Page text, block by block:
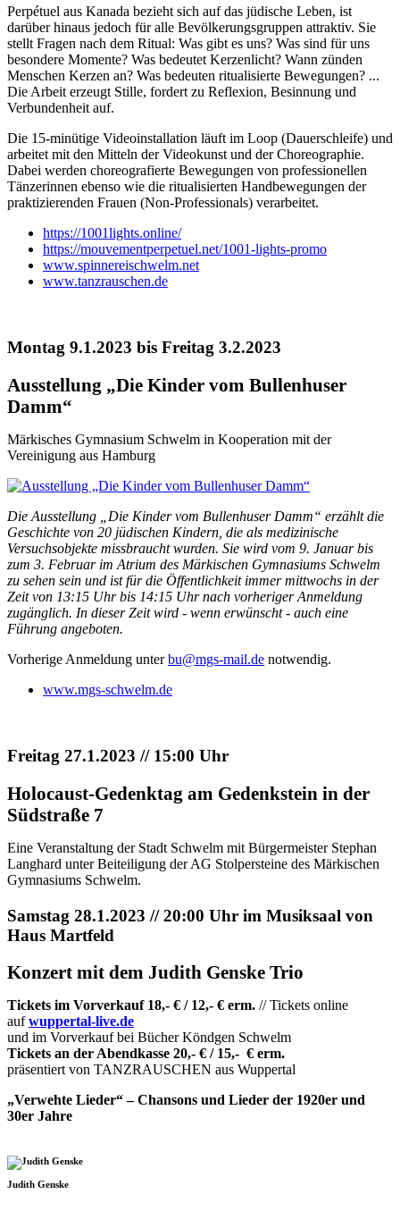
Perpétuel aus Kanada bezieht sich auf das jüdische Leben, ist
darüber hinaus jedoch für alle Bevölkerungsgruppen attraktiv. Sie
stellt Fragen nach dem Ritual: Was gibt es uns? Was sind für uns
besondere Momente? Was bedeutet Kerzenlicht? Wann zünden
Menschen Kerzen an? Was bedeuten ritualisierte Bewegungen? ...
Die Arbeit erzeugt Stille, fordert zu Reflexion, Besinnung und
Verbundenheit auf.
Die 15-minütige Videoinstallation läuft im Loop (Dauerschleife) und
arbeitet mit den Mitteln der Videokunst und der Choreographie.
Dabei werden choreografierte Bewegungen von professionellen
Tänzerinnen ebenso wie die ritualisierten Handbewegungen der
praktizierenden Frauen (Non-Professionals) verarbeitet.
https://1001lights.online/
https://mouvementperpetuel.net/1001-lights-promo
www.spinnereischwelm.net
www.tanzrauschen.de
Montag 9.1.2023 bis Freitag 3.2.2023
Ausstellung „Die Kinder vom Bullenhuser
Damm“
Märkisches Gymnasium Schwelm in Kooperation mit der
Vereinigung aus Hamburg
Die Ausstellung „Die Kinder vom Bullenhuser Damm“ erzählt die
Geschichte von 20 jüdischen Kindern, die als medizinische
Versuchsobjekte missbraucht wurden. Sie wird vom 9. Januar bis
zum 3. Februar im Atrium des Märkischen Gymnasiums Schwelm
zu sehen sein und ist für die Öffentlichkeit immer mittwochs in der
Zeit von 13:15 Uhr bis 14:15 Uhr nach vorheriger Anmeldung
zugänglich. In dieser Zeit wird - wenn erwünscht - auch eine
Führung angeboten.
Vorherige Anmeldung unterbu@mgs-mail.de notwendig.
www.mgs-schwelm.de
Freitag 27.1.2023 // 15:00 Uhr
Holocaust-Gedenktag am Gedenkstein in der
Südstraße 7
Eine Veranstaltung der Stadt Schwelm mit Bürgermeister Stephan
Langhard unter Beiteiligung der AG Stolpersteine des Märkischen
Gymnasiums Schwelm.
Samstag 28.1.2023 // 20:00 Uhr im Musiksaal von
Haus Martfeld
Konzert mit dem Judith Genske Trio
Tickets im Vorverkauf 18,- € / 12,- € erm. // Tickets online
aufwuppertal-live.de
und im Vorverkauf bei Bücher Köndgen Schwelm
Tickets an der Abendkasse 20,- € / 15,- € erm.
präsentiert von TANZRAUSCHEN aus Wuppertal
„Verwehte Lieder“ – Chansons und Lieder der 1920er und
30er Jahre
Judith Genske